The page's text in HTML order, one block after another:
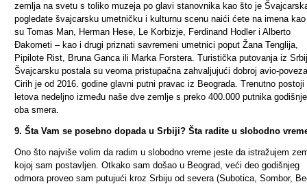
zemlja na svetu s toliko muzeja po glavi stanovnika kao što je
pogledate švajcarsku umetničku i kulturnu scenu naići ćete na imena
su Tomas Man, Herman Hese, Le Korbizje, Ferdinand Hodler i Alberto
Đakometi – kao i drugi priznati savremeni umetnici poput Žana Tenglija,
Pipilote Rist, Bruna Ganca ili Marka Forstera. Turistička putovanja iz
Švajcarsku postala su veoma pristupačna zahvaljujući dobroj avio-
Cirih je od 2016. godine glavni putni pravac iz Beograda. Trenutno postoji
letova nedeljno između naše dve zemlje s preko 400.000 putnika
oba smera.
9. Šta Vam se posebno dopada u Srbiji? Šta radite u slobodno
Ono što najviše volim da radim u slobodno vreme jeste da istražujem
kojoj sam postavljen. Otkako sam došao u Beograd, veći deo godišnjeg
odmora proveo sam putujući kroz Srbiju od severa (Subotica, Sombor,